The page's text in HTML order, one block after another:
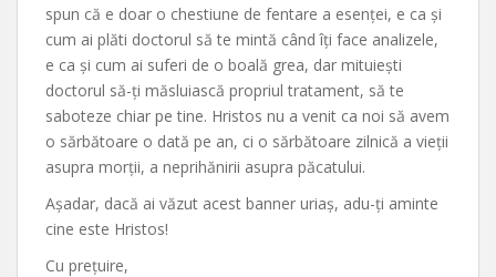
spun că e doar o chestiune de fentare a esenței, e ca și
cum ai plăti doctorul să te mintă când îți face analizele,
e ca și cum ai suferi de o boală grea, dar mituiești
doctorul să-ți măsluiască propriul tratament, să te
saboteze chiar pe tine. Hristos nu a venit ca noi să avem
o sărbătoare o dată pe an, ci o sărbătoare zilnică a vieții
asupra morții, a neprihănirii asupra păcatului.
Așadar, dacă ai văzut acest banner uriaș, adu-ți aminte
cine este Hristos!
Cu prețuire,